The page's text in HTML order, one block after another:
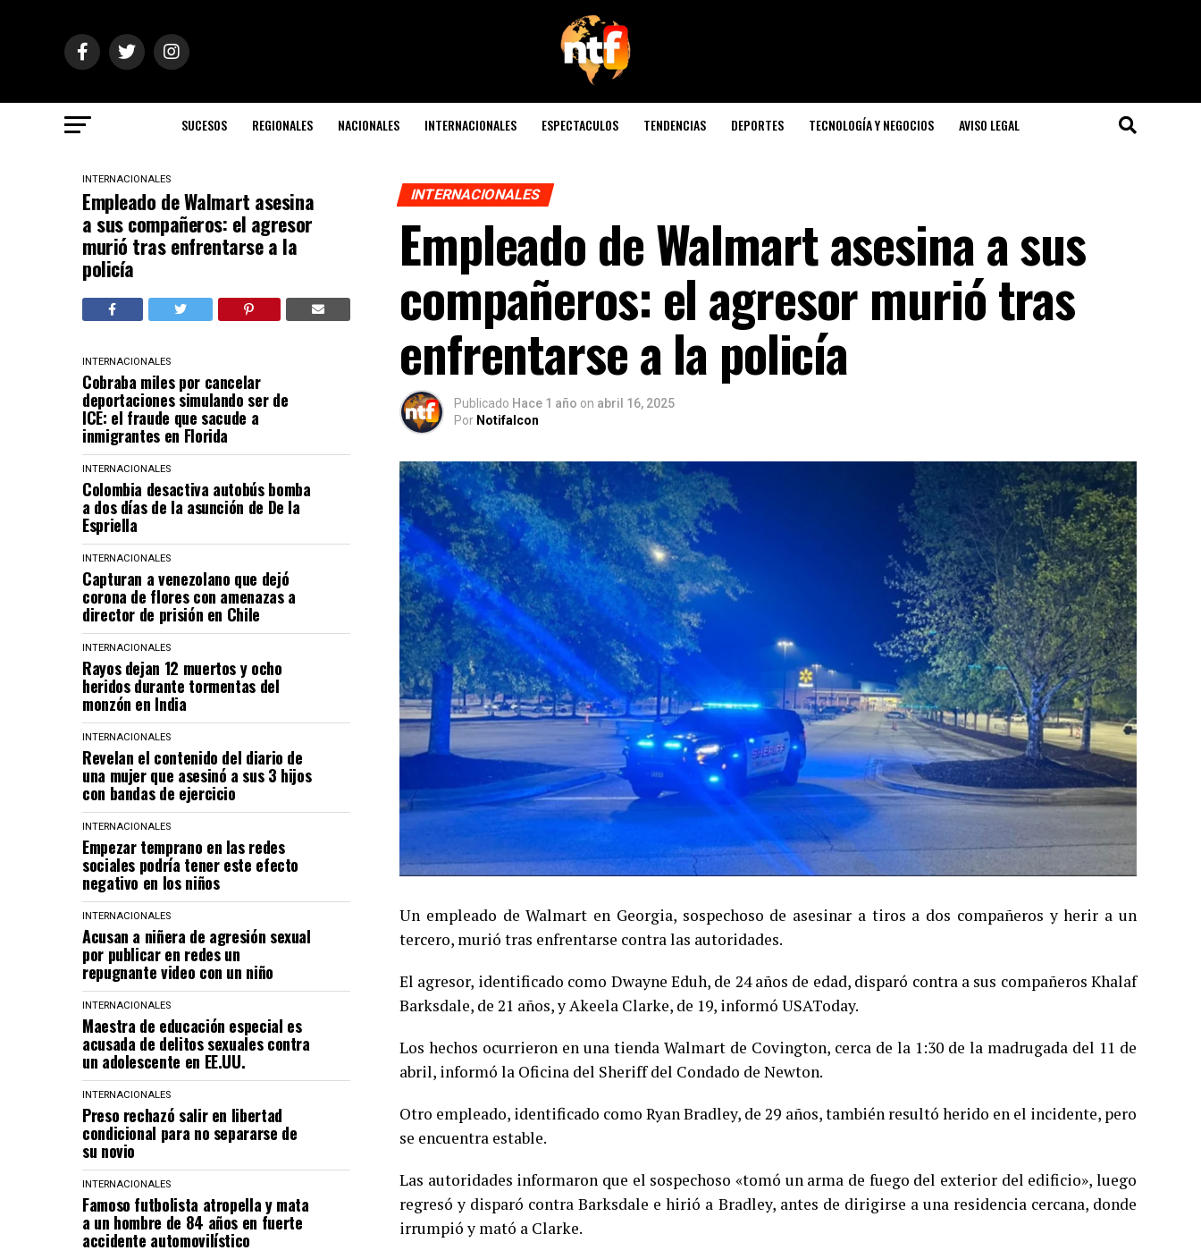
SUCESOS REGIONALES NACIONALES INTERNACIONALES ESPECTACULOS TENDENCIAS DEPORTES TECNOLOGÍA Y NEGOCIOS AVISO LEGAL
INTERNACIONALES
Empleado de Walmart asesina
a sus compañeros: el agresor
murió tras enfrentarse a la
policía
INTERNACIONALES
Cobraba miles por cancelar
deportaciones simulando ser de
ICE: el fraude que sacude a
inmigrantes en Florida
INTERNACIONALES
Colombia desactiva autobús bomba
a dos días de la asunción de De la
Espriella
INTERNACIONALES
Capturan a venezolano que dejó
corona de flores con amenazas a
director de prisión en Chile
INTERNACIONALES
Rayos dejan 12 muertos y ocho
heridos durante tormentas del
monzón en India
INTERNACIONALES
Revelan el contenido del diario de
una mujer que asesinó a sus 3 hijos
con bandas de ejercicio
INTERNACIONALES
Empezar temprano en las redes
sociales podría tener este efecto
negativo en los niños
INTERNACIONALES
Acusan a niñera de agresión sexual
por publicar en redes un
repugnante video con un niño
INTERNACIONALES
Maestra de educación especial es
acusada de delitos sexuales contra
un adolescente en EE.UU.
INTERNACIONALES
Preso rechazó salir en libertad
condicional para no separarse de
su novio
INTERNACIONALES
Famoso futbolista atropella y mata
a un hombre de 84 años en fuerte
accidente automovilístico
INTERNACIONALES
Empleado de Walmart asesina a sus
compañeros: el agresor murió tras
enfrentarse a la policía
Publicado Hace 1 año on abril 16, 2025
Por Notifalcon
Un empleado de Walmart en Georgia, sospechoso de asesinar a tiros a dos compañeros y herir a un
tercero, murió tras enfrentarse contra las autoridades.
El agresor, identificado como Dwayne Eduh, de 24 años de edad, disparó contra a sus compañeros Khalaf
Barksdale, de 21 años, y Akeela Clarke, de 19, informó USAToday.
Los hechos ocurrieron en una tienda Walmart de Covington, cerca de la 1:30 de la madrugada del 11 de
abril, informó la Oficina del Sheriff del Condado de Newton.
Otro empleado, identificado como Ryan Bradley, de 29 años, también resultó herido en el incidente, pero
se encuentra estable.
Las autoridades informaron que el sospechoso «tomó un arma de fuego del exterior del edificio», luego
regresó y disparó contra Barksdale e hirió a Bradley, antes de dirigirse a una residencia cercana, donde
irrumpió y mató a Clarke.